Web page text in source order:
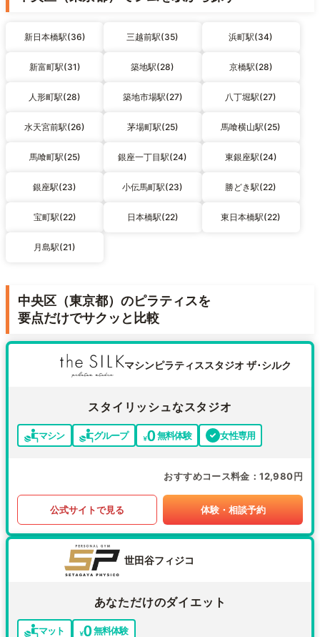
新日本橋駅(36) 三越前駅(35) 浜町駅(34)
新富町駅(31) 築地駅(28) 京橋駅(28)
人形町駅(28) 築地市場駅(27) 八丁堀駅(27)
水天宮前駅(26) 茅場町駅(25) 馬喰横山駅(25)
馬喰町駅(25) 銀座一丁目駅(24) 東銀座駅(24)
銀座駅(23) 小伝馬町駅(23) 勝どき駅(22)
宝町駅(22) 日本橋駅(22) 東日本橋駅(22)
月島駅(21)
中央区（東京都）のピラティスを
要点だけでサクッと比較
マシンピラティススタジオ ザ･シルク
スタイリッシュなスタジオ
マシン グループ 無料体験 女性専用
おすすめコース料金 12,980円
公式サイトで見る 体験・相談予約
世田谷フィジコ
あなただけのダイエット
マット 無料体験